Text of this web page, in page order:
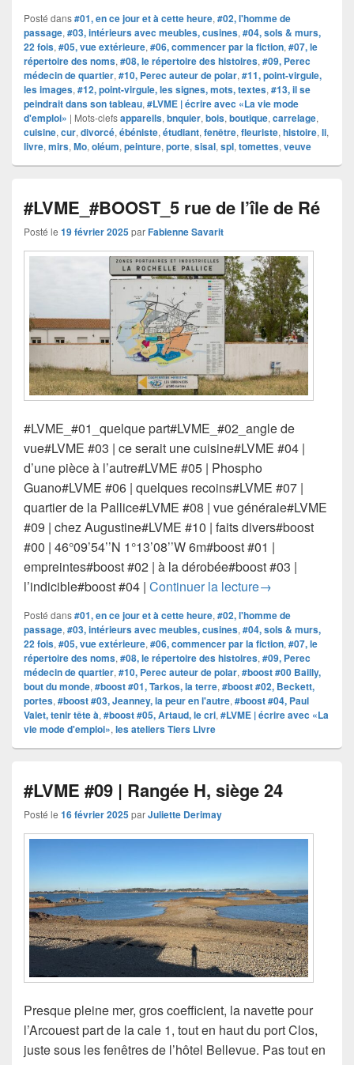
Posté dans#01, en ce jour et à cette heure,#02, l'homme de
passage,#03, intérieurs avec meubles, cusines,#04, sols & murs,
22 fois,#05, vue extérieure,#06, commencer par la fiction,#07, le
répertoire des noms,#08, le répertoire des histoires,#09, Perec
médecin de quartier,#10, Perec auteur de polar,#11, point-virgule,
les images,#12, point-virgule, les signes, mots, textes,#13, il se
peindrait dans son tableau,#LVME | écrire avec «La vie mode
d'emploi» | Mots-clefsappareils,bnquier,bois,boutique,carrelage,
cuisine,cur,divorcé,ébéniste,étudiant,fenêtre,fleuriste,histoire,li,
livre,mirs,Mo,oléum,peinture,porte,sisal,spl,tomettes,veuve
#LVME_#BOOST_5 rue de l’île de Ré
Posté le 19 février 2025parFabienne Savarit
#LVME_#01_quelque part#LVME_#02_angle de
vue#LVME #03 | ce serait une cuisine#LVME #04 |
d’une pièce à l’autre#LVME #05 | Phospho
Guano#LVME #06 | quelques recoins#LVME #07 |
quartier de la Pallice#LVME #08 | vue générale#LVME
#09 | chez Augustine#LVME #10 | faits divers#boost
#00 | 46°09’54’’N 1°13’08’’W 6m#boost #01 |
empreintes#boost #02 | à la dérobée#boost #03 |
l’indicible#boost #04 | Continuer la lecture→
Posté dans#01, en ce jour et à cette heure, #02, l'homme de
passage, #03, intérieurs avec meubles, cusines, #04, sols & murs,
22 fois, #05, vue extérieure, #06, commencer par la fiction, #07, le
répertoire des noms, #08, le répertoire des histoires, #09, Perec
médecin de quartier, #10, Perec auteur de polar, #boost #00 Bailly,
bout du monde, #boost #01, Tarkos, la terre, #boost #02, Beckett,
portes, #boost #03, Jeanney, la peur en l'autre, #boost #04, Paul
Valet, tenir tête à, #boost #05, Artaud, le cri, #LVME | écrire avec «La
vie mode d'emploi», les ateliers Tiers Livre
#LVME #09 | Rangée H, siège 24
Posté le 16 février 2025parJuliette Derimay
Presque pleine mer, gros coefficient, la navette pour
l’Arcouest part de la cale 1, tout en haut du port Clos,
juste sous les fenêtres de l’hôtel Bellevue. Pas tout en